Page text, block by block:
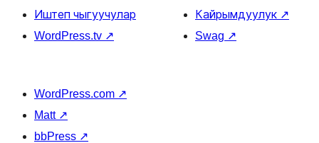
Иштеп чыгуучулар
WordPress.tv ↗
Кайрымдуулук ↗
Swag ↗
WordPress.com ↗
Matt ↗
bbPress ↗